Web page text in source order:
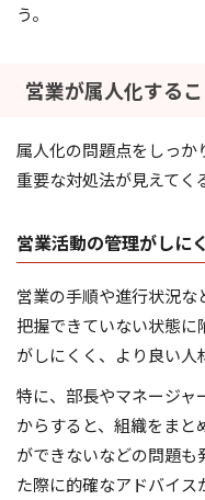
う。
営業が属人化する
属人化の問題点をしっか
重要な対処法が見えてく
営業活動の管理がしに
営業の手順や進行状況
把握できていない状態
がしにくく、より良い人
特に、部長やマネージャ
からすると、組織をまと
ができないなどの問題
た際に的確なアドバイ